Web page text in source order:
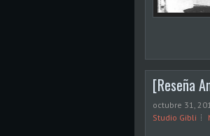
[Reseña
octubre 31,
Studio Gibli